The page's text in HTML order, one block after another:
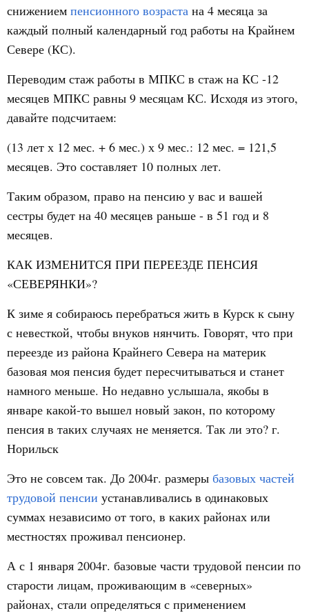
снижением пенсионного возраста на 4 месяца за
каждый полный календарный год работы на Крайнем
Севере (КС).
Переводим стаж работы в МПКС в стаж на КС -12
месяцев МПКС равны 9 месяцам КС. Исходя из этого,
давайте подсчитаем:
(13 лет х 12 мес. + 6 мес.) х 9 мес.: 12 мес. = 121,5
месяцев. Это составляет 10 полных лет.
Таким образом, право на пенсию у вас и вашей
сестры будет на 40 месяцев раньше - в 51 год и 8
месяцев.
КАК ИЗМЕНИТСЯ ПРИ ПЕРЕЕЗДЕ ПЕНСИЯ
«СЕВЕРЯНКИ»?
К зиме я собираюсь перебраться жить в Курск к сыну
с невесткой, чтобы внуков нянчить. Говорят, что при
переезде из района Крайнего Севера на материк
базовая моя пенсия будет пересчитываться и станет
намного меньше. Но недавно услышала, якобы в
январе какой-то вышел новый закон, по которому
пенсия в таких случаях не меняется. Так ли это? г.
Норильск
Это не совсем так. До 2004г. размеры базовых частей
трудовой пенсии устанавливались в одинаковых
суммах независимо от того, в каких районах или
местностях проживал пенсионер.
А с 1 января 2004г. базовые части трудовой пенсии по
старости лицам, проживающим в «северных»
районах, стали определяться с применением